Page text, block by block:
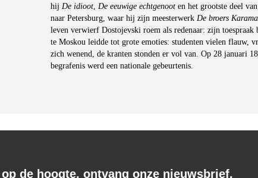
hij De idioot, De eeuwige echtgenooten het grootste deel van
naar Petersburg, waar hij zijn meesterwerk De broers
leven verwierf Dostojevski roem als redenaar: zijn
te Moskou leidde tot grote emoties: studenten vielen flauw,
zich wenend, de kranten stonden er vol van. Op 28 januari
begrafenis werd een nationale gebeurtenis.
de hoogte, ontvang onze nieuwsbrief.